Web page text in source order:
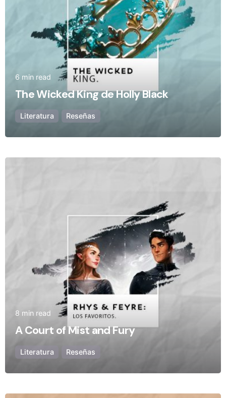
6 min read
The Wicked King de Holly Black
Literatura Reseñas
8 min read
A Court of Mist and Fury
Literatura Reseñas